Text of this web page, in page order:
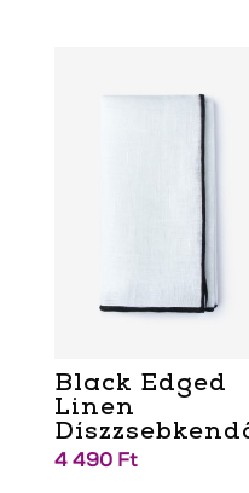
Black Edged
Linen
4 490 Ft